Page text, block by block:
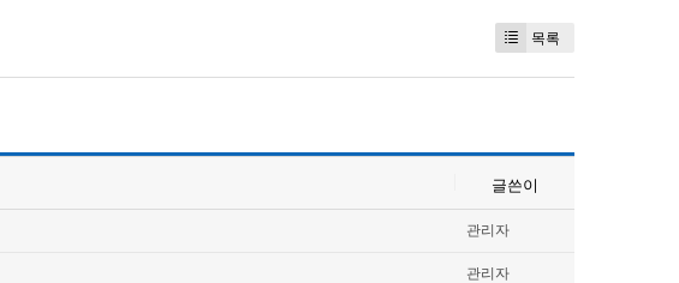
목록
글쓴이
관리자
관리자